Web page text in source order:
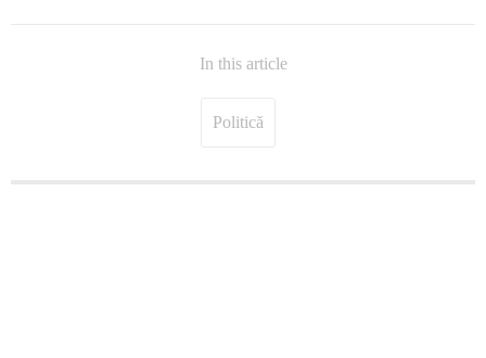
In this article
Politică